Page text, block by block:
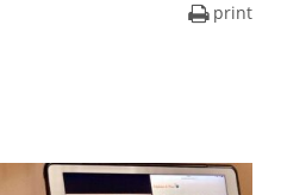
print